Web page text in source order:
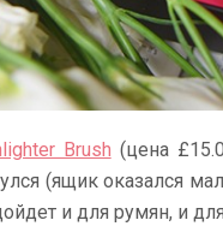
Brush (цена
(ящик оказался
и для румян, и